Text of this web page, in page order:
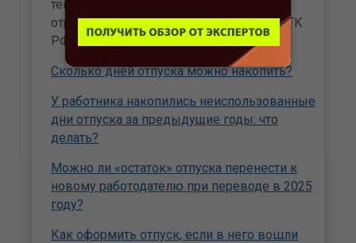
текущем году может неблагоприятно
отразиться на работе компании (ст. 124 ТК
РФ).
Сколько дней отпуска можно накопить?
У работника накопились неиспользованные
дни отпуска за предыдущие годы: что
делать?
Можно ли «остаток» отпуска перенести к
новому работодателю при переводе в 2025
году?
Как оформить отпуск, если в него вошли